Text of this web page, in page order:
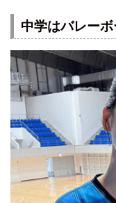
中学はバレー